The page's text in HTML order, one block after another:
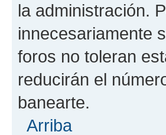
la administración.
innecesariamente
foros no toleran
reducirán el
banearte.
Arriba